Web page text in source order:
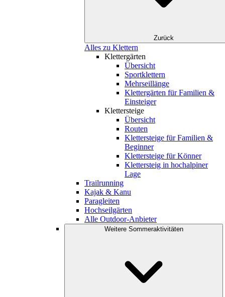
Zurück
Alles zu Klettern
Klettergärten
Übersicht
Sportklettern
Mehrseillänge
Klettergärten für Familien &
Einsteiger
Klettersteige
Übersicht
Routen
Klettersteige für Familien &
Beginner
Klettersteige für Könner
Klettersteig in hochalpiner
Lage
Trailrunning
Kajak & Kanu
Paragleiten
Hochseilgärten
Alle Outdoor-Anbieter
Weitere Sommeraktivitäten